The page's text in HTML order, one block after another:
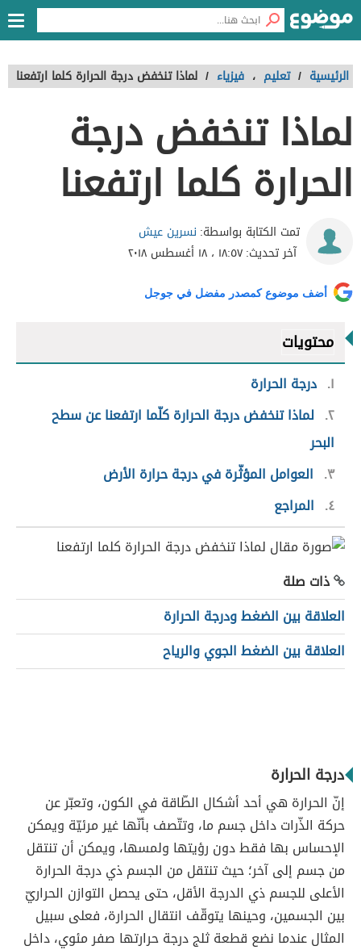
الرئيسية / تعليم ، فيزياء / لماذا تنخفض درجة الحرارة كلما ارتفعنا
لماذا تنخفض درجة
الحرارة كلما ارتفعنا
تمت الكتابة بواسطة: نسرين عيش
آخر تحديث:١٨:٥٧ ، ١٨ أغسطس ٢٠١٨
أضف موضوع كمصدر مفضل في جوجل
محتويات
١ درجة الحرارة
٢ لماذا تنخفض درجة الحرارة كلّما ارتفعنا عن سطح
البحر
٣
العوامل المؤثّرة في درجة حرارة الأرض
٤
المراجع
ذات صلة
العلاقة بين الضغط ودرجة الحرارة
العلاقة بين الضغط الجوي والرياح
درجة الحرارة
إنّ الحرارة هي أحد أشكال الطّاقة في الكون، وتعبّر عن
حركة الذّرات داخل جسم ما، وتتّصف بأنّها غير مرئيّة ويمكن
الإحساس بها فقط دون رؤيتها ولمسها، ويمكن أن تنتقل
من جسم إلى آخر؛ حيث تنتقل من الجسم ذي درجة الحرارة
الأعلى للجسم ذي الدرجة الأقل، حتى يحصل التوازن الحراريّ
بين الجسمين، وحينها يتوقّف انتقال الحرارة، فعلى سبيل
المثال عندما نضع قطعة ثلج درجة حرارتها صفر مئوي، داخل